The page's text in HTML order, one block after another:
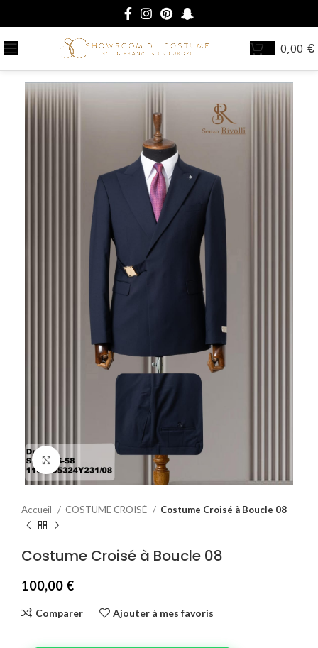
0,00 €
Agrandir
Accueil COSTUME CROISÉ Costume Croisé à Boucle 08
Costume Croisé à Boucle 08
100,00 €
Comparer Ajouter à mes favoris